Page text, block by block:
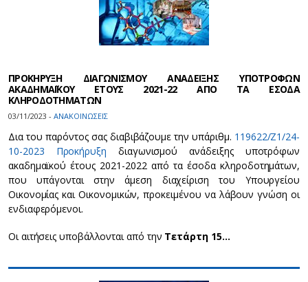
ΠΡΟΚΗΡΥΞΗ ΔΙΑΓΩΝΙΣΜΟΥ ΑΝΑΔΕΙΞΗΣ ΥΠΟΤΡΟΦΩΝ
ΑΚΑΔΗΜΑΪΚΟΥ ΕΤΟΥΣ 2021-22 ΑΠΟ ΤΑ ΕΣΟΔΑ
ΚΛΗΡΟΔΟΤΗΜΑΤΩΝ
03/11/2023 - ΑΝΑΚΟΙΝΩΣΕΙΣ
Δια του παρόντος σας διαβιβάζουμε την υπ΄αριθμ. 119622/Z1/24-
10-2023 Προκήρυξη διαγωνισμού ανάδειξης υποτρόφων
ακαδημαϊκού έτους 2021-2022 από τα έσοδα κληροδοτημάτων,
που υπάγονται στην άμεση διαχείριση του Υπουργείου
Οικονομίας και Οικονομικών, προκειμένου να λάβουν γνώση οι
ενδιαφερόμενοι.
Οι αιτήσεις υποβάλλονται από την Τετάρτη 15…